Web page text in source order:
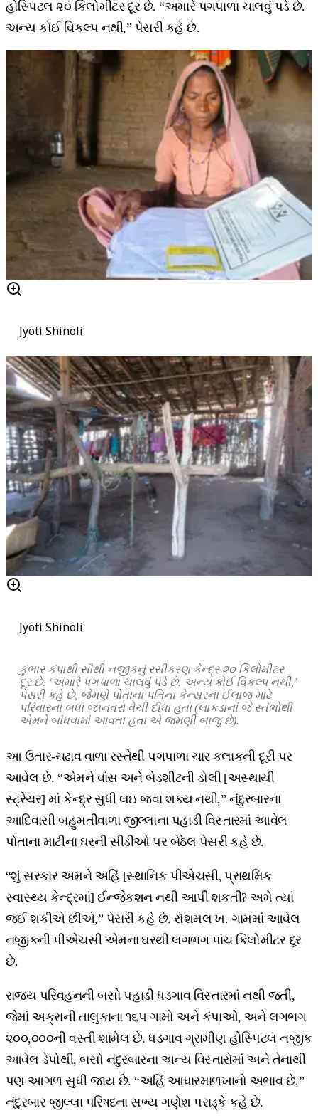
હોસ્પિટલ ૨૦ કિલોમીટર દૂર છે. “અમારે પગપાળા ચાલવું પડે છે.
અન્ય કોઈ વિકલ્પ નથી,” પેસરી કહે છે.
Jyoti Shinoli
Jyoti Shinoli
કુંભાર કંપાથી સૌથી નજીકનું રસીકરણ કેન્દ્ર ૨૦ કિલોમીટર
દૂર છે. ‘અમારે પગપાળા ચાલવું પડે છે. અન્ય કોઈ વિકલ્પ નથી,’
પેસરી કહે છે, જેમણે પોતાના પતિના કેન્સરના ઈલાજ માટે
પરિવારના બધાં જાનવરો વેચી દીધા હતા (લાકડાનાં જે સ્તંભોથી
એમને બાંધવામાં આવતા હતા એ જમણી બાજુ છે).
આ ઉતાર-ચઢાવ વાળા રસ્તેથી પગપાળા ચાર કલાકની દૂરી પર
આવેલ છે. “એમને વાંસ અને બેડશીટની ડોલી [અસ્થાયી
સ્ટ્રેચર] માં કેન્દ્ર સુધી લઇ જવા શક્ય નથી,” નંદુરબારના
આદિવાસી બહુમતીવાળા જીલ્લાના પહાડી વિસ્તારમાં આવેલ
પોતાના માટીના ઘરની સીડીઓ પર બેઠેલ પેસરી કહે છે.
“શું સરકાર અમને અહિં [સ્થાનિક પીએચસી, પ્રાથમિક
સ્વાસ્થ્ય કેન્દ્રમાં] ઈન્જેકશન નથી આપી શકતી? અમે ત્યાં
જઈ શકીએ છીએ,” પેસરી કહે છે. રોશમલ ખ. ગામમાં આવેલ
નજીકની પીએચસી એમના ઘરથી લગભગ પાંચ કિલોમીટર દૂર
છે.
રાજ્ય પરિવહનની બસો પહાડી ધડગાવ વિસ્તારમાં નથી જતી,
જેમાં અક્રાની તાલુકાના ૧૬૫ ગામો અને કંપાઓ, અને લગભગ
૨૦૦,૦૦૦ની વસ્તી શામેલ છે. ધડગાવ ગ્રામીણ હોસ્પિટલ નજીક
આવેલ ડેપોથી, બસો નંદુરબારના અન્ય વિસ્તારોમાં અને તેનાથી
પણ આગળ સુધી જાય છે. “અહિં આધારમાળખાનો અભાવ છે,”
નંદુરબાર જીલ્લા પરિષદના સભ્ય ગણેશ પરાડ્કે કહે છે.